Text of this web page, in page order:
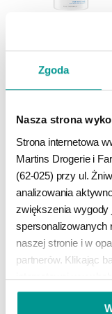
Zgoda
Nasza strona
Strona internetowa
Martins Drogerie i
(62-025) przy ul.
analizowania
zwiększenia wygody
spersonalizowanych
naszej stronie i w
partnerów. Klikając
internetowej
komunikatu,
poza komunikatem)
DERMEDIC CAPILARTE
59
DO KOSZYKA